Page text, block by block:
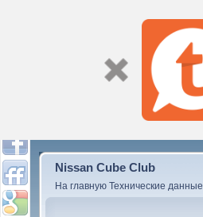
Nissan Cube Club
На главную Технические данные